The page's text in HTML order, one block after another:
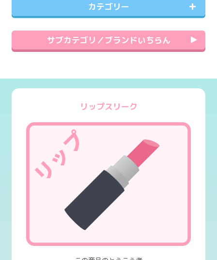
カテゴリー
サブカテゴリ／ブランドいちらん
リップスリーク